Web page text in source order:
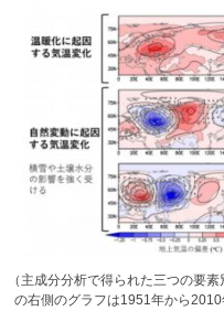
（ 主成分分析で得られた三つの要
の右側のグラフは1951年から